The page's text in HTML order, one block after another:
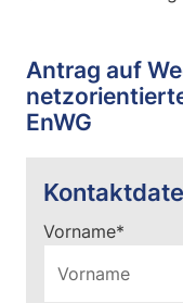
Antrag auf
EnWG
Pflichtfeld
Vorname*